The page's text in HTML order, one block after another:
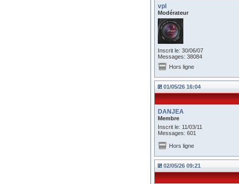
vpl
Modérateur
Inscrit le: 30/06/07
Messages: 38084
Hors ligne
01/05/26 16:04
DANJEA
Membre
Inscrit le: 11/03/11
Messages: 601
Hors ligne
02/05/26 09:21